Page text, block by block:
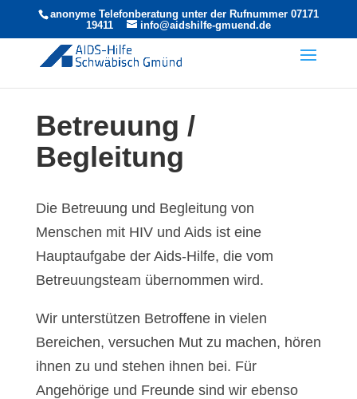
anonyme Telefonberatung unter der Rufnummer 07171
19411
info@aidshilfe-gmuend.de
Betreuung /
Begleitung
Die Betreuung und Begleitung von
Menschen mit HIV und Aids ist eine
Hauptaufgabe der Aids-Hilfe, die vom
Betreuungsteam übernommen wird.
Wir unterstützen Betroffene in vielen
Bereichen, versuchen Mut zu machen, hören
ihnen zu und stehen ihnen bei. Für
Angehörige und Freunde sind wir ebenso